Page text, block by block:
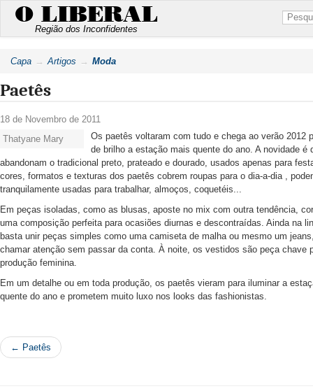
O LIBERAL
Região dos Inconfidentes
Capa Artigos Moda
Paetês
18 de Novembro de 2011
Thatyane Mary
Os paetês voltaram com tudo e chega ao verão 2012
de brilho a estação mais quente do ano. A novidade é
abandonam o tradicional preto, prateado e dourado, usados apenas para
cores, formatos e texturas dos paetês cobrem roupas para o dia-a-dia ,
tranquilamente usadas para trabalhar, almoços, coquetéis...
Em peças isoladas, como as blusas, aposte no mix com outra tendência,
uma composição perfeita para ocasiões diurnas e descontraídas. Ainda na
basta unir peças simples como uma camiseta de malha ou mesmo um
chamar atenção sem passar da conta. À noite, os vestidos são peça chave
produção feminina.
Em um detalhe ou em toda produção, os paetês vieram para iluminar a
quente do ano e prometem muito luxo nos looks das fashionistas.
← Paetês